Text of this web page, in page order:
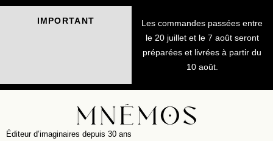
IMPORTANT
Les commandes passées entre
le 20 juillet et le 7 août seront
préparées et livrées à partir du
10 août.
Éditeur d’imaginaires depuis 30 ans